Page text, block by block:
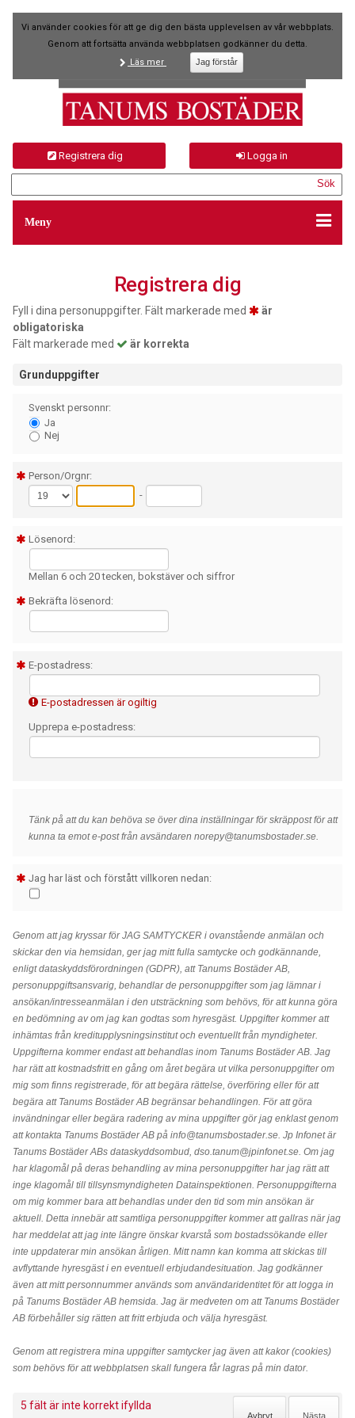
Vi använder cookies för att ge dig den bästa upplevelsen av vår webbplats.
Genom att fortsätta använda webbplatsen godkänner du detta.
Läs mer
Meny
Logga in
Registrera dig
Registrera dig
Fyll i dina personuppgifter. Fält markerade med
är
obligatoriska
Fält markerade med
är korrekta
Grunduppgifter
Svenskt personnr:
Ja
Nej
Person/Orgnr:
-
Lösenord:
Mellan 6 och 20 tecken, bokstäver och siffror
Bekräfta lösenord:
E-postadress:
E-postadressen är ogiltig
Upprepa e-postadress:
Tänk på att du kan behöva se över dina inställningar för skräppost för att
kunna ta emot e-post från avsändaren norepy@tanumsbostader.se.
Jag har läst och förstått villkoren nedan:
Genom att jag kryssar för JAG SAMTYCKER i ovanstående anmälan och
skickar den via hemsidan, ger jag mitt fulla samtycke och godkännande,
enligt dataskyddsförordningen (GDPR), att Tanums Bostäder AB,
personuppgiftsansvarig, behandlar de personuppgifter som jag lämnar i
ansökan/intresseanmälan i den utsträckning som behövs, för att kunna göra
en bedömning av om jag kan godtas som hyresgäst. Uppgifter kommer att
inhämtas från kreditupplysningsinstitut och eventuellt från myndigheter.
Uppgifterna kommer endast att behandlas inom Tanums Bostäder AB. Jag
har rätt att kostnadsfritt en gång om året begära ut vilka personuppgifter om
mig som finns registrerade, för att begära rättelse, överföring eller för att
begära att Tanums Bostäder AB begränsar behandlingen. För att göra
invändningar eller begära radering av mina uppgifter gör jag enklast genom
att kontakta Tanums Bostäder AB på info@tanumsbostader.se. Jp Infonet är
Tanums Bostäder ABs dataskyddsombud, dso.tanum@jpinfonet.se. Om jag
har klagomål på deras behandling av mina personuppgifter har jag rätt att
inge klagomål till tillsynsmyndigheten Datainspektionen. Personuppgifterna
om mig kommer bara att behandlas under den tid som min ansökan är
aktuell. Detta innebär att samtliga personuppgifter kommer att gallras när jag
har meddelat att jag inte längre önskar kvarstå som bostadssökande eller
inte uppdaterar min ansökan årligen. Mitt namn kan komma att skickas till
avflyttande hyresgäst i en eventuell erbjudandesituation. Jag godkänner
även att mitt personnummer används som användaridentitet för att logga in
på Tanums Bostäder AB hemsida. Jag är medveten om att Tanums Bostäder
AB förbehåller sig rätten att fritt erbjuda och välja hyresgäst.
Genom att registrera mina uppgifter samtycker jag även att kakor (cookies)
som behövs för att webbplatsen skall fungera får lagras på min dator.
5 fält är inte korrekt ifyllda